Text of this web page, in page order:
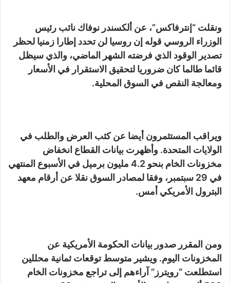
ونقلت “إنترفاكس”، عن ألكسندر نوفاك نائب رئيس
الوزراء الروسي قوله إن روسيا لن تحدد إطارا زمنيا لحظر
تصدير الوقود الذي فرضته الشهر الماضي، والذي سيظل
قائما طالما كان ضروريا لتحقيق الاستقرار في الأسعار
ومعالجة النقص في السوق المحلية.
ويراقب المستثمرون أيضا عن كثب العرض والطلب في
الولايات المتحدة. وأظهرت بيانات القطاع انخفاض
مخزونات الخام بنحو 4.2 مليون برميل في الأسبوع المنتهي
في 29 سبتمبر، وفقا لمصادر السوق نقلا عن أرقام معهد
البترول الأمريكي أمس.
ومن المقرر صدور بيانات الحكومة الأمريكية عن
المخزونات اليوم. ويشير متوسط توقعات ثمانية محللين
استطلعت “رويترز” آراءهم إلى تراجع مخزونات الخام